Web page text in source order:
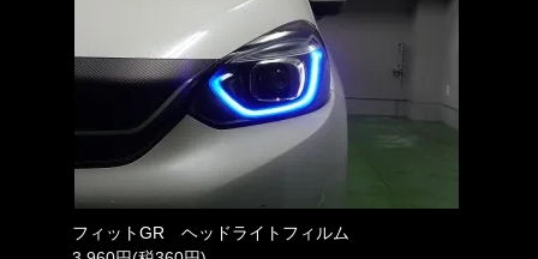
フィットGR ヘッドライトフィルム